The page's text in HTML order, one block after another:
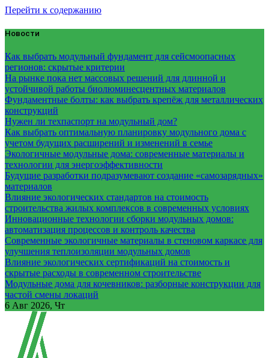
Перейти к содержанию
Новости
Как выбрать модульный фундамент для сейсмоопасных
регионов: скрытые критерии
На рынке пока нет массовых решений для длинной и
устойчивой работы биолюминесцентных материалов
Фундаментные болты: как выбрать крепёж для металлических
конструкций
Нужен ли техпаспорт на модульный дом?
Как выбрать оптимальную планировку модульного дома с
учетом будущих расширений и изменений в семье
Экологичные модульные дома: современные материалы и
технологии для энергоэффективности
Будущие разработки подразумевают создание «самозарядных»
материалов
Влияние экологических стандартов на стоимость
строительства жилых комплексов в современных условиях
Инновационные технологии сборки модульных домов:
автоматизация процессов и контроль качества
Современные экологичные материалы в стеновом каркасе для
улучшения теплоизоляции модульных домов
Влияние экологических сертификаций на стоимость и
скрытые расходы в современном строительстве
Модульные дома для кочевников: разборные конструкции для
частой смены локаций
6 Авг 2026, Чт